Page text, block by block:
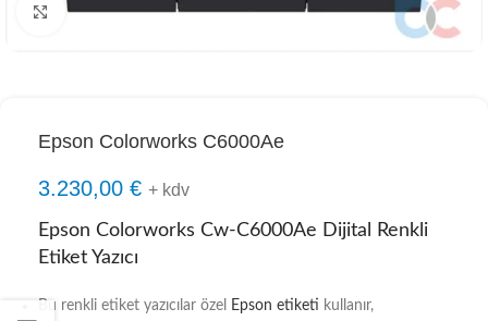
Click to enlarge
Epson Colorworks C6000Ae
3.230,00 € + kdv
Epson Colorworks Cw-C6000Ae Dijital Renkli
Etiket Yazıcı
Bu renkli etiket yazıcılar özel Epson etiketi kullanır,